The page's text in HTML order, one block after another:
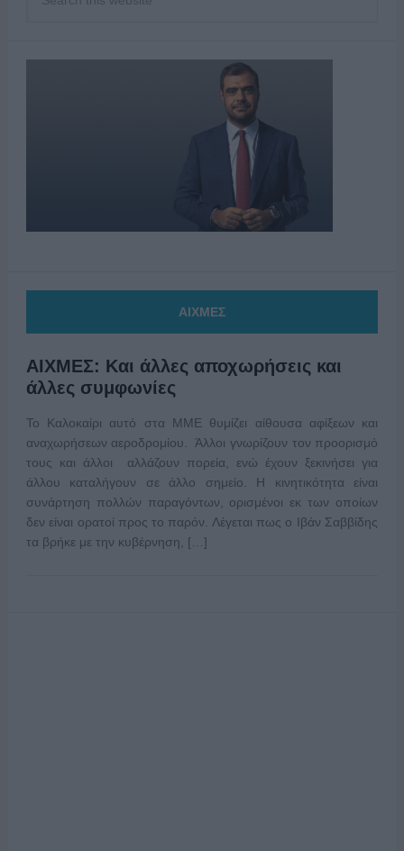
ΑΙΧΜΕΣ
ΑΙΧΜΕΣ: Και άλλες αποχωρήσεις και
άλλες συμφωνίες
Το Καλοκαίρι αυτό στα ΜΜΕ θυμίζει αίθουσα αφίξεων και
αναχωρήσεων αεροδρομίου. Άλλοι γνωρίζουν τον προορισμό
τους και άλλοι αλλάζουν πορεία, ενώ έχουν ξεκινήσει για
άλλου καταλήγουν σε άλλο σημείο. Η κινητικότητα είναι
συνάρτηση πολλών παραγόντων, ορισμένοι εκ των οποίων
δεν είναι ορατοί προς το παρόν. Λέγεται πως ο Ιβάν Σαββίδης
τα βρήκε με την κυβέρνηση, […]